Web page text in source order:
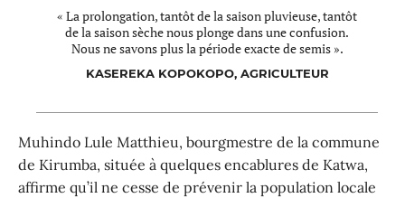
« La prolongation, tantôt de la saison pluvieuse, tantôt
de la saison sèche nous plonge dans une confusion.
Nous ne savons plus la période exacte de semis ».
KASEREKA KOPOKOPO, AGRICULTEUR
Muhindo Lule Matthieu, bourgmestre de la commune
de Kirumba, située à quelques encablures de Katwa,
affirme qu’il ne cesse de prévenir la population locale